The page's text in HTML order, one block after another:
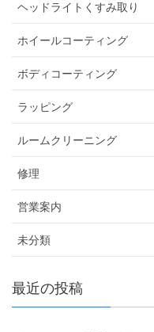
ヘッドライトくすみ取り
ホイールコーティング
ボディコーティング
ラッピング
ルームクリーニング
修理
営業案内
未分類
最近の投稿